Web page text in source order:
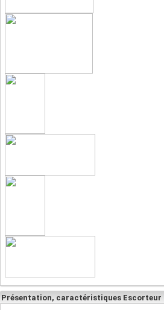
Présentation, caractéristiques Escorteur